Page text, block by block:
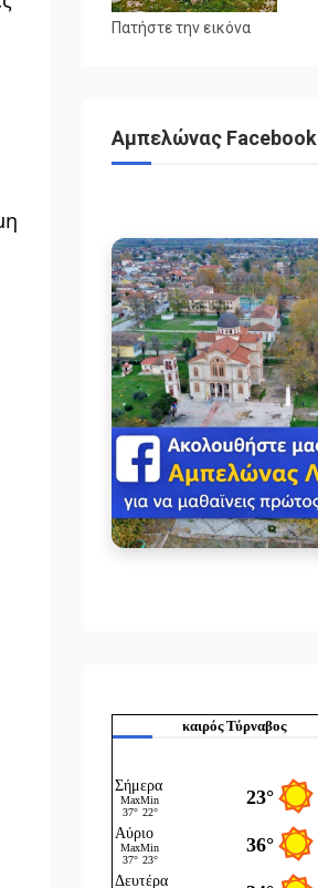
Πατήστε την εικόνα
Αμπελώνας Facebook
καιρός Τύρναβος